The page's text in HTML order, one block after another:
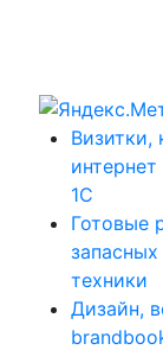
Визитки,
1С
Готовые
техники
Дизайн,